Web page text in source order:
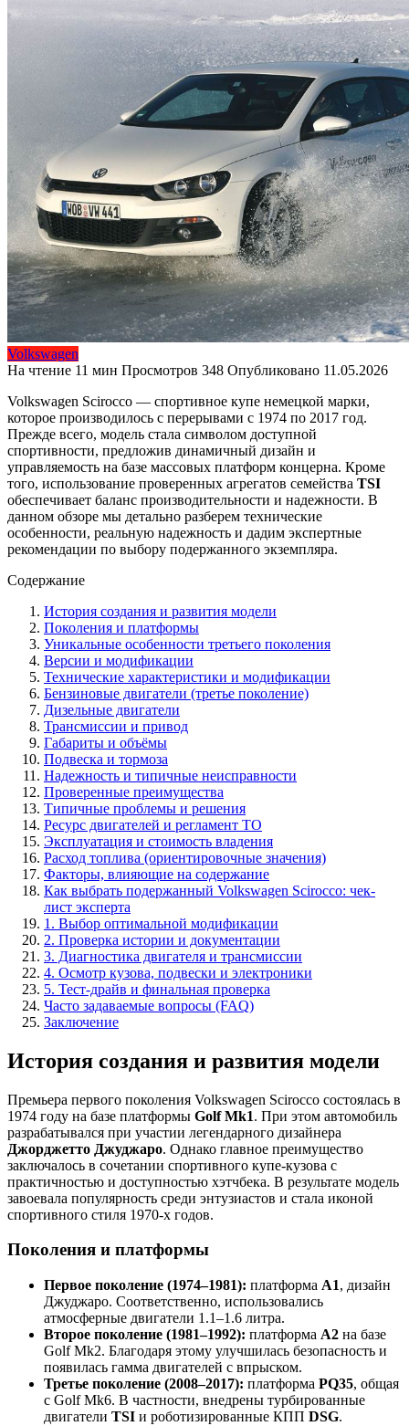
Volkswagen
На чтение 11 мин Просмотров 348 Опубликовано 11.05.2026
Volkswagen Scirocco — спортивное купе немецкой марки,
которое производилось с перерывами с 1974 по 2017 год.
Прежде всего, модель стала символом доступной
спортивности, предложив динамичный дизайн и
управляемость на базе массовых платформ концерна. Кроме
того, использование проверенных агрегатов семейства TSI
обеспечивает баланс производительности и надежности. В
данном обзоре мы детально разберем технические
особенности, реальную надежность и дадим экспертные
рекомендации по выбору подержанного экземпляра.
Содержание
История создания и развития модели
Поколения и платформы
Уникальные особенности третьего поколения
Версии и модификации
Технические характеристики и модификации
Бензиновые двигатели (третье поколение)
Дизельные двигатели
Трансмиссии и привод
Габариты и объёмы
Подвеска и тормоза
Надежность и типичные неисправности
Проверенные преимущества
Типичные проблемы и решения
Ресурс двигателей и регламент ТО
Эксплуатация и стоимость владения
Расход топлива (ориентировочные значения)
Факторы, влияющие на содержание
Как выбрать подержанный Volkswagen Scirocco: чек-
лист эксперта
1. Выбор оптимальной модификации
2. Проверка истории и документации
3. Диагностика двигателя и трансмиссии
4. Осмотр кузова, подвески и электроники
5. Тест-драйв и финальная проверка
Часто задаваемые вопросы (FAQ)
Заключение
История создания и развития модели
Премьера первого поколения Volkswagen Scirocco состоялась в
1974 году на базе платформы Golf Mk1. При этом автомобиль
разрабатывался при участии легендарного дизайнера
Джорджетто Джуджаро. Однако главное преимущество
заключалось в сочетании спортивного купе-кузова с
практичностью и доступностью хэтчбека. В результате модель
завоевала популярность среди энтузиастов и стала иконой
спортивного стиля 1970-х годов.
Поколения и платформы
Первое поколение (1974–1981): платформа A1, дизайн
Джуджаро. Соответственно, использовались
атмосферные двигатели 1.1–1.6 литра.
Второе поколение (1981–1992): платформа A2 на базе
Golf Mk2. Благодаря этому улучшилась безопасность и
появилась гамма двигателей с впрыском.
Третье поколение (2008–2017): платформа PQ35, общая
с Golf Mk6. В частности, внедрены турбированные
двигатели TSI и роботизированные КПП DSG.